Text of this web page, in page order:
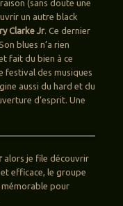
(sans doute une
un autre black
Clarke Jr. Ce dernier
blues n’a rien
fait du bien à ce
festival des musiques
aussi du hard et du
d’esprit. Une
alors je file découvrir
efficace, le groupe
mémorable pour